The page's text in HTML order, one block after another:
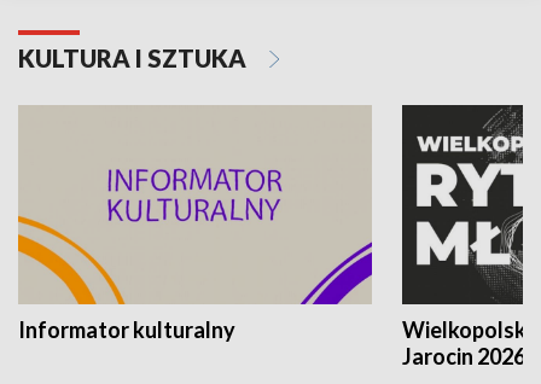
KULTURA I SZTUKA
Informator kulturalny
Jarocin 2026